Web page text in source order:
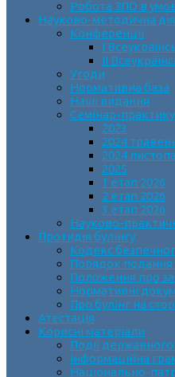
Робота ЗПО в
Науково-методична
Конференції
І
ІІ
Угоди
Нормативна база
Наші видання
Семінар-
2023
2024
2024
2025
1 етап 2026
2 етап 2026
3 етап 2026
Науково-
Протидія булінгу
Кодекс
Порядок подання
Положення про
Нормативні
Про булінг на
Атестація
Корисні матеріали
Події
Інформаційна
Національно-